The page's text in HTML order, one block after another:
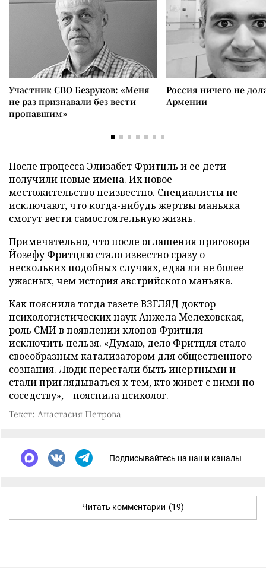
Участник СВО Безруков: «Меня
не раз признавали без вести
пропавшим»
Россия ничего не
Армении
После процесса Элизабет Фритцль и ее дети
получили новые имена. Их новое
местожительство неизвестно. Специалисты не
исключают, что когда-нибудь жертвы маньяка
смогут вести самостоятельную жизнь.
Примечательно, что после оглашения приговора
Йозефу Фритцлю стало известно сразу о
нескольких подобных случаях, едва ли не более
ужасных, чем история австрийского маньяка.
Как пояснила тогда газете ВЗГЛЯД доктор
психологистических наук Анжела Мелеховская,
роль СМИ в появлении клонов Фритцля
исключить нельзя. «Думаю, дело Фритцля стало
своеобразным катализатором для общественного
сознания. Люди перестали быть инертными и
стали приглядываться к тем, кто живет с ними по
соседству», – пояснила психолог.
Текст: Анастасия Петрова
Подписывайтесь на наши каналы
Читать комментарии (19)